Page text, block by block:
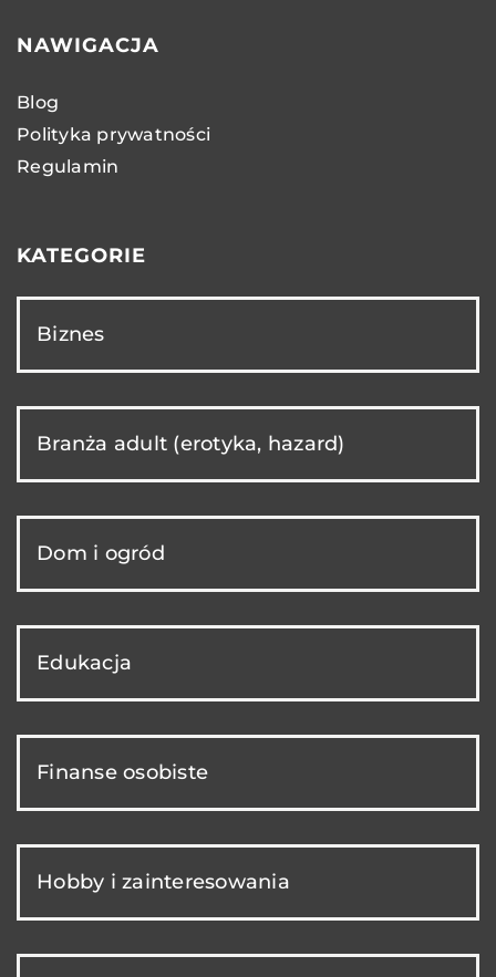
NAWIGACJA
Blog
Polityka prywatności
Regulamin
KATEGORIE
Biznes
Branża adult (erotyka, hazard)
Dom i ogród
Edukacja
Finanse osobiste
Hobby i zainteresowania